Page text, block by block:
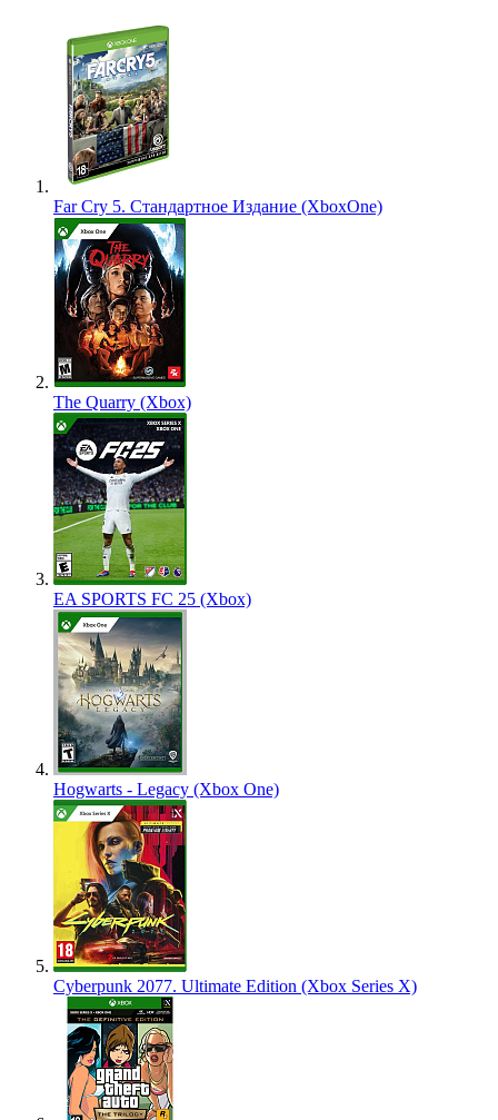
Far Cry 5. Стандартное Издание (XboxOne)
The Quarry (Xbox)
EA SPORTS FC 25 (Xbox)
Hogwarts - Legacy (Xbox One)
Cyberpunk 2077. Ultimate Edition (Xbox Series X)